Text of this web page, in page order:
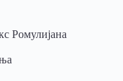
Ромулијана